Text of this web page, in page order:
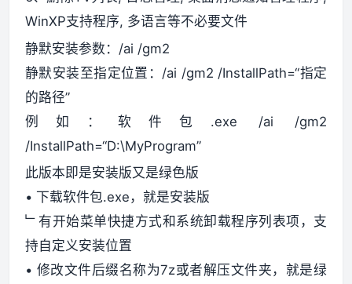
WinXP支持程序, 多语言等不必要文件
静默安装参数：/ai /gm2
静默安装至指定位置：/ai /gm2 /InstallPath=“指定
的路径”
例如：软件包.exe /ai /gm2
/InstallPath=“D:\MyProgram”
此版本即是安装版又是绿色版
• 下载软件包.exe，就是安装版
﹂有开始菜单快捷方式和系统卸载程序列表项，支
持自定义安装位置
• 修改文件后缀名称为7z或者解压文件夹，就是绿